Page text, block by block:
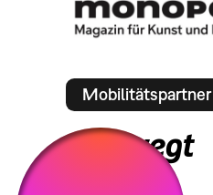
Mobilitätspartner